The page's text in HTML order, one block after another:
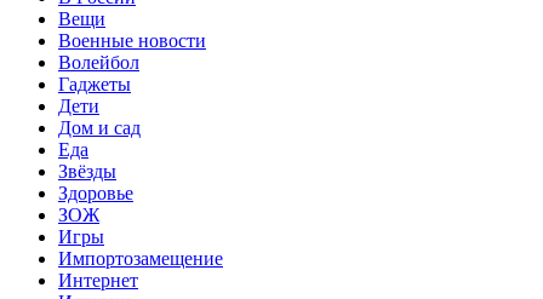
Вещи
Военные новости
Волейбол
Гаджеты
Дети
Дом и сад
Еда
Звёзды
Здоровье
ЗОЖ
Игры
Импортозамещение
Интернет